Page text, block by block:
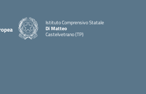
Istituto Comprensivo Statale
Di Matteo
Castelvetrano (TP)